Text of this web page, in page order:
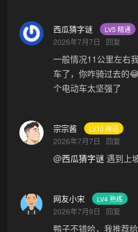
西瓜猜字谜 LV5 精通
2026年7月7日 回复
一般情况11公里左右
车了，你咋骑过去的
个电动车太坚强了
宗宗酱 LV10 神话
2026年7月7日 回复
@西瓜猜字谜 遇到上
网友小宋 LV4 熟练
2026年7月9日 回复
鸭子不错哈，我推荐